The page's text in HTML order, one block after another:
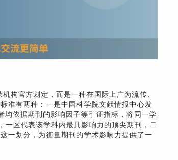
构官方划定，而是一种在国际上广为流传、
准有两种：一是中国科学院文献情报中心发
均依据期刊的影响因子等引证指标，将同一学
一区代表该学科内最具影响力的顶尖期刊，二
一划分，为衡量期刊的学术影响力提供了一